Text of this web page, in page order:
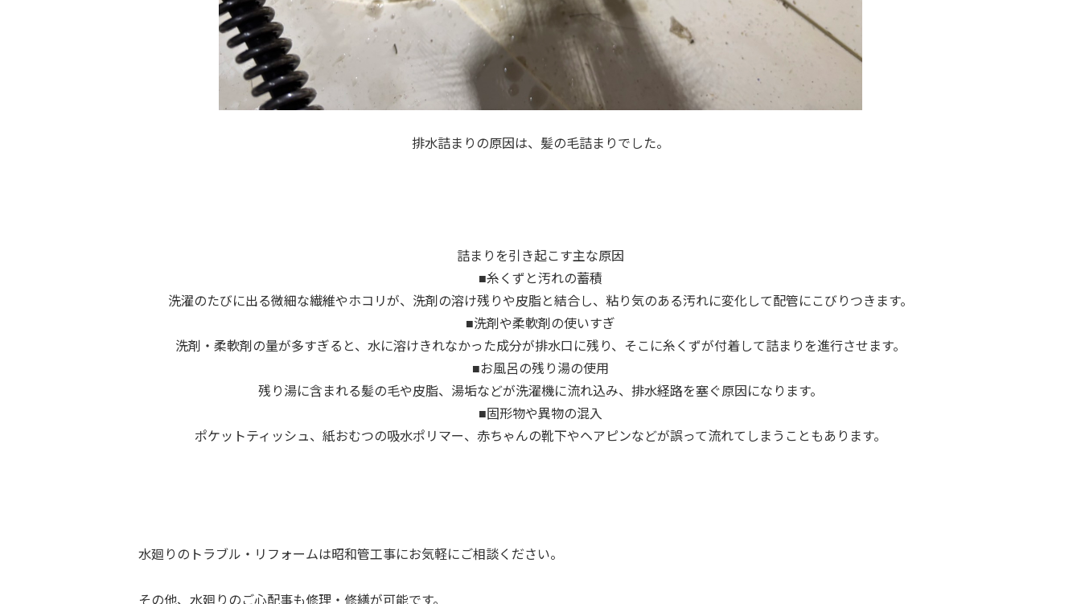
排水詰まりの原因は、髪の毛詰まりでした。
詰まりを引き起こす主な原因
■糸くずと汚れの蓄積
洗濯のたびに出る微細な繊維やホコリが、洗剤の溶け残りや皮脂と結合し、粘り気のある汚れに変化して配管にこびりつきます。
■洗剤や柔軟剤の使いすぎ
洗剤・柔軟剤の量が多すぎると、水に溶けきれなかった成分が排水口に残り、そこに糸くずが付着して詰まりを進行させます。
■お風呂の残り湯の使用
残り湯に含まれる髪の毛や皮脂、湯垢などが洗濯機に流れ込み、排水経路を塞ぐ原因になります。
■固形物や異物の混入
ポケットティッシュ、紙おむつの吸水ポリマー、赤ちゃんの靴下やヘアピンなどが誤って流れてしまうこともあります。
水廻りのトラブル・リフォームは昭和管工事にお気軽にご相談ください。
その他、水廻りのご心配事も修理・修繕が可能です。